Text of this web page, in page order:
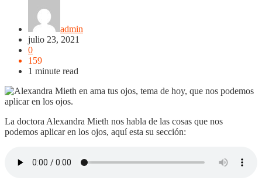
admin
julio 23, 2021
0
159
1 minute read
La doctora Alexandra Mieth nos habla de las cosas que nos
podemos aplicar en los ojos, aquí esta su sección: